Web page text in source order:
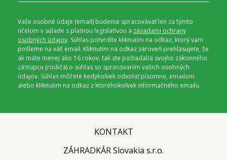
Vaše osobné údaje (email) budeme spracovávať len za týmto
účelom v súlade s platnou legislatívou a zásadami ochrany
osobných údajov. Súhlas potvrdíte kliknutím na odkaz, ktorý vám
pošleme na váš email. Kliknutím na odkaz zároveň prehlasujete, že
ak máte menej ako 16 rokov, tak ste požiadal/a svojho zákonného
zástupcu (rodiča) o súhlas so spracovaním vašich osobných
údajov. Súhlas môžete kedykoľvek odvolať písomne, emailom
alebo kliknutím na odkaz z ktoréhokoľvek informačného emailu.
KONTAKT
ZÁHRADKÁR Slovakia s.r.o.